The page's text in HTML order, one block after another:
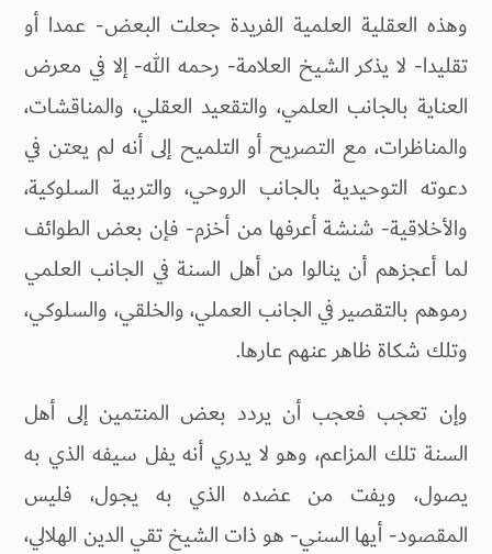
وهذه العقلية العلمية الفريدة جعلت البعض- عمدا أو
تقليدا- لا يذكر الشيخ العلامة- رحمه الله- إلا في معرض
العناية بالجانب العلمي، والتقعيد العقلي، والمناقشات،
والمناظرات، مع التصريح أو التلميح إلى أنه لم يعتن في
دعوته التوحيدية بالجانب الروحي، والتربية السلوكية،
والأخلاقية- شنشة أعرفها من أخزم- فإن بعض الطوائف
لما أعجزهم أن ينالوا من أهل السنة في الجانب العلمي
رموهم بالتقصير في الجانب العملي، والخلقي، والسلوكي،
وتلك شكاة ظاهر عنهم عارها.
وإن تعجب فعجب أن يردد بعض المنتمين إلى أهل
السنة تلك المزاعم، وهو لا يدري أنه يفل سيفه الذي به
يصول، ويفت من عضده الذي به يجول، فليس
المقصود- أيها السني- هو ذات الشيخ تقي الدين الهلالي،